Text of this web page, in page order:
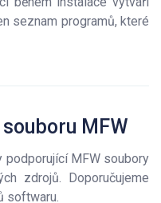
seznam programů, které
MFW
podporující MFW soubory
zdrojů. Doporučujeme
softwaru.